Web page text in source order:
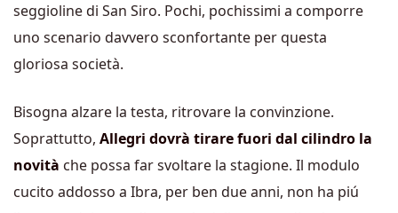
seggioline di San Siro. Pochi, pochissimi a comporre
uno scenario davvero sconfortante per questa
gloriosa società.
Bisogna alzare la testa, ritrovare la convinzione.
Soprattutto, Allegri dovrà tirare fuori dal cilindro la
novità che possa far svoltare la stagione. Il modulo
cucito addosso a Ibra, per ben due anni, non ha piú